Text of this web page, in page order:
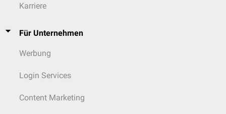
Karriere
Für Unternehmen
Werbung
Login Services
Content Marketing